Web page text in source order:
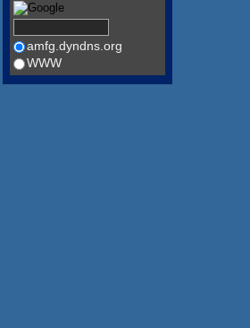
amfg.dyndns.org
WWW